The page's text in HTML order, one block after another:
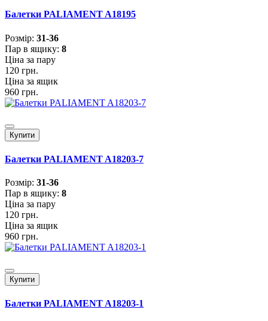
Балетки PALIAMENT A18195
Розмiр: 31-36
Пар в ящику: 8
Ціна за пару
120 грн.
Ціна за ящик
960 грн.
Купити
Балетки PALIAMENT A18203-7
Розмiр: 31-36
Пар в ящику: 8
Ціна за пару
120 грн.
Ціна за ящик
960 грн.
Купити
Балетки PALIAMENT A18203-1